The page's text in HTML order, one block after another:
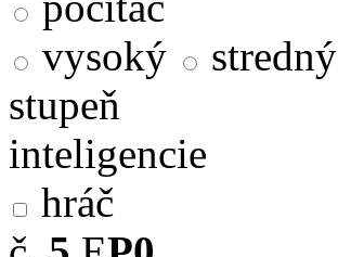
vysoký
stredný
stupeň
inteligencie
hráč